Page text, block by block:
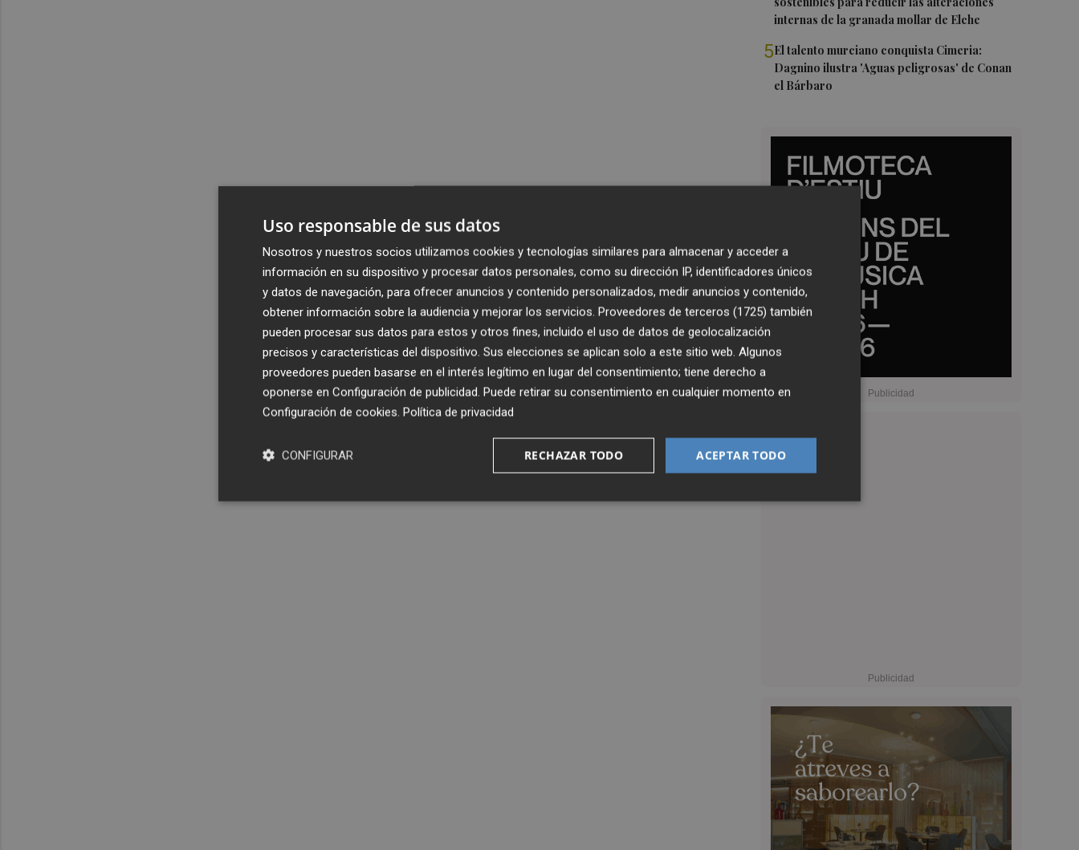
internas de la granada mollar de Elche
5El talento murciano conquista Cimeria:
Dagnino ilustra 'Aguas peligrosas' de Conan
el Bárbaro
Uso responsable de sus datos
Nosotros y nuestros socios utilizamos cookies y tecnologías similares para almacenar y acceder a
información en su dispositivo y procesar datos personales, como su dirección IP, identificadores únicos
y datos de navegación, para ofrecer anuncios y contenido personalizados, medir anuncios y contenido,
obtener información sobre la audiencia y mejorar los servicios. Proveedores de terceros (1725) también
pueden procesar sus datos para estos y otros fines, incluido el uso de datos de geolocalización
precisos y características del dispositivo. Sus elecciones se aplican solo a este sitio web. Algunos
proveedores pueden basarse en el interés legítimo en lugar del consentimiento; tiene derecho a
oponerse en Configuración de publicidad. Puede retirar su consentimiento en cualquier momento en
Configuración de cookies. Política de privacidad
ACEPTAR TODO
RECHAZAR TODO
CONFIGURAR